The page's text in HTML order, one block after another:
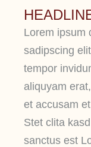
Lorem ipsum
sadipscing
tempor
aliquyam
et accusam
Stet clita
sanctus est